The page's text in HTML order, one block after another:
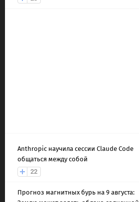
Anthropic научила сессии Claude Code
общаться между собой
22
Прогноз магнитных бурь на 9 августа: